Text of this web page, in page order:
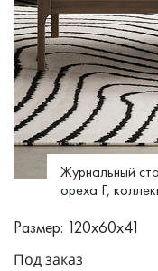
Журнальный
ореха F,
Размер: 120x60x41
Под заказ